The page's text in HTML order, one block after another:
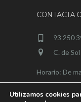
CONTACTA
93 250
C. de
Horario: De
sábados de 9
Utilizamos cookies